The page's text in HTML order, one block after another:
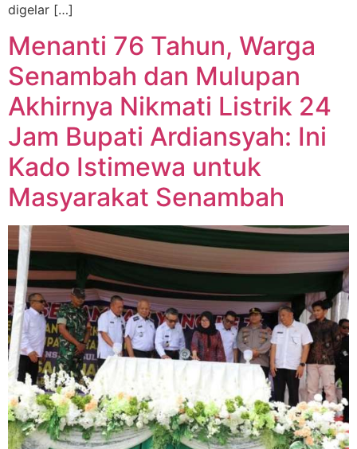
digelar […]
Menanti 76 Tahun, Warga
Senambah dan Mulupan
Akhirnya Nikmati Listrik 24
Jam Bupati Ardiansyah: Ini
Kado Istimewa untuk
Masyarakat Senambah